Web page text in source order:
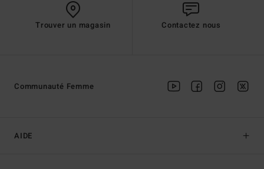
Trouver un magasin Contactez nous
AIDE
Communauté Femme